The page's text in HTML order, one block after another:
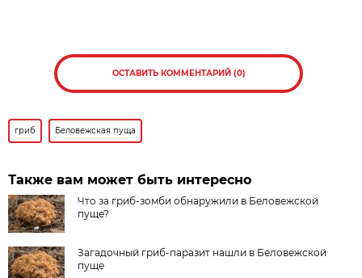
ОСТАВИТЬ КОММЕНТАРИЙ (0)
гриб Беловежская пуща
Также вам может быть интересно
Что за гриб-зомби обнаружили в Беловежской
пуще?
Загадочный гриб-паразит нашли в Беловежской
пуще